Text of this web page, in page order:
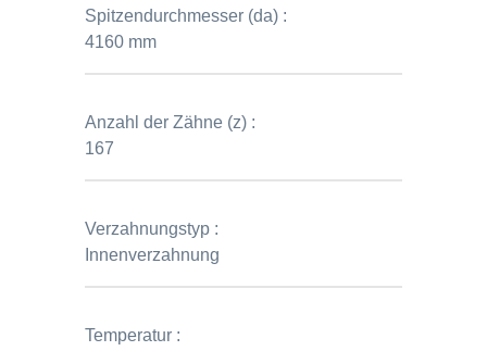
Spitzendurchmesser (da) :
4160 mm
Anzahl der Zähne (z) :
167
Verzahnungstyp :
Innenverzahnung
Temperatur :